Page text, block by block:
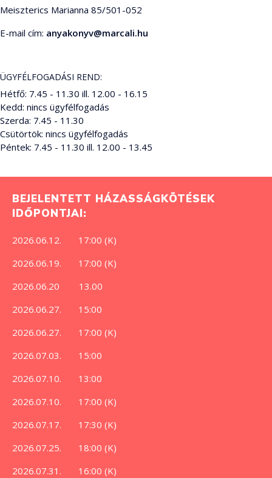
Meiszterics Marianna 85/501-052
E-mail cím: anyakonyv@marcali.hu
ÜGYFÉLFOGADÁSI REND:
Hétfő: 7.45 - 11.30 ill. 12.00 - 16.15
Kedd: nincs ügyfélfogadás
Szerda: 7.45 - 11.30
Csütörtök: nincs ügyfélfogadás
Péntek: 7.45 - 11.30 ill. 12.00 - 13.45
BEJELENTETT HÁZASSÁGKÖTÉSEK
IDŐPONTJAI:
2026.06.12. 17:00 (K)
2026.06.19. 17:00 (K)
2026.06.20 13.00
2026.06.27. 15:00
2026.06.27. 17:00 (K)
2026.07.03. 15:00
2026.07.10. 13:00
2026.07.10. 17:00 (K)
2026.07.17. 17:30 (K)
2026.07.25. 18:00 (K)
2026.07.31. 16:00 (K)